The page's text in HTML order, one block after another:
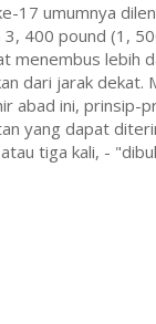
17 umumnya
400 pound (1,
menembus
dari jarak
abad ini,
yang dapat
tiga kali, -